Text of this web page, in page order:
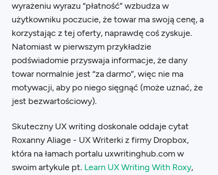
wyrażeniu wyrazu “płatność” wzbudza w
użytkowniku poczucie, że towar ma swoją cenę, a
korzystając z tej oferty, naprawdę coś zyskuje.
Natomiast w pierwszym przykładzie
podświadomie przyswaja informacje, że dany
towar normalnie jest “za darmo”, więc nie ma
motywacji, aby po niego sięgnąć (może uznać, że
jest bezwartościowy).
Skuteczny UX writing doskonale oddaje cytat
Roxanny Aliage - UX Writerki z firmy Dropbox,
która na łamach portalu uxwritinghub.com w
swoim artykule pt. Learn UX Writing With Roxy,